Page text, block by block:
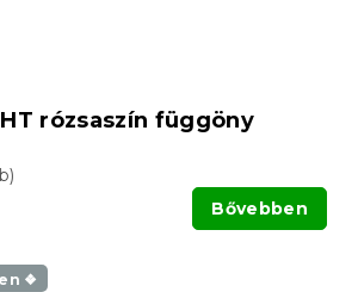
rózsaszín függöny
Bővebben
❖